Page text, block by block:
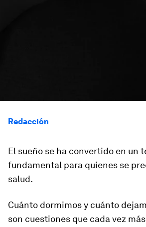
Redacción
El sueño se ha convertido en un
fundamental para quienes se
salud.
Cuánto dormimos y cuánto
son cuestiones que cada vez